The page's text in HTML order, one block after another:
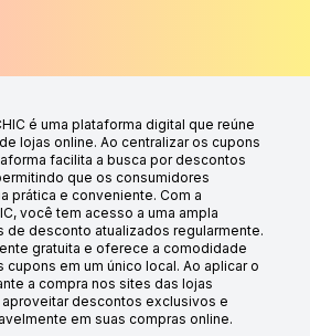
é uma plataforma digital que reúne
lojas online. Ao centralizar os cupons
facilita a busca por descontos
que os consumidores
prática e conveniente. Com a
você tem acesso a uma ampla
desconto atualizados regularmente.
gratuita e oferece a comodidade
em um único local. Ao aplicar o
a compra nos sites das lojas
descontos exclusivos e
em suas compras online.